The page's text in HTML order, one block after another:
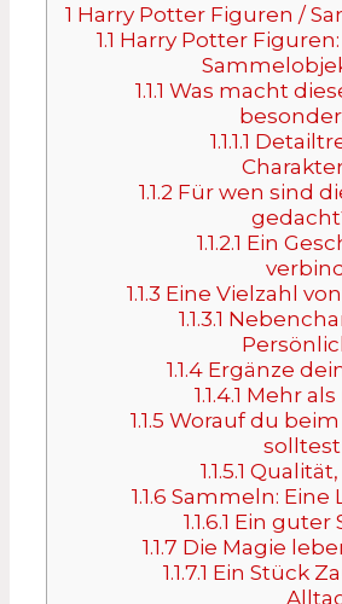
1 Harry Potter Figuren /
1.1 Harry Potter
1.1.1 Was macht
1.1.1.1
1.1.2 Für wen sind
1.1.2.1 Ein
1.1.3 Eine Vielzahl
1.1.3.1
1.1.4 Ergänze
1.1.4.1 Mehr
1.1.5 Worauf du
solltest
1.1.5.1
1.1.6 Sammeln: Eine
1.1.6.1 Ein guter
1.1.7 Die Magie
1.1.7.1 Ein Stück